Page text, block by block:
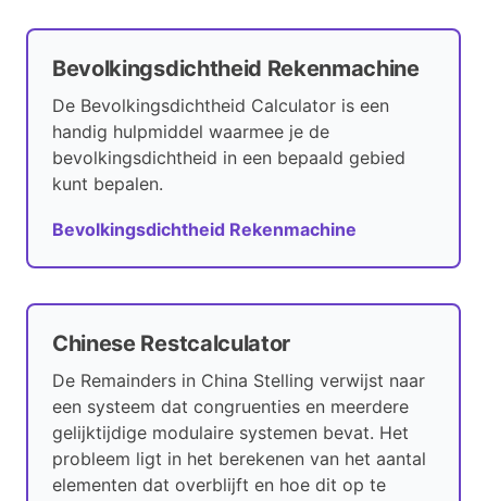
Bevolkingsdichtheid Rekenmachine
De Bevolkingsdichtheid Calculator is een
handig hulpmiddel waarmee je de
bevolkingsdichtheid in een bepaald gebied
kunt bepalen.
Bevolkingsdichtheid Rekenmachine
Chinese Restcalculator
De Remainders in China Stelling verwijst naar
een systeem dat congruenties en meerdere
gelijktijdige modulaire systemen bevat. Het
probleem ligt in het berekenen van het aantal
elementen dat overblijft en hoe dit op te